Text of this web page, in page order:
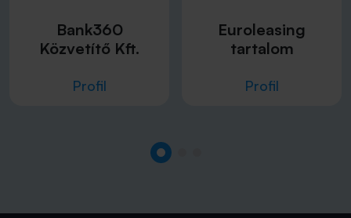
Bank360
Közvetítő Kft.
Profil
Euroleasing
tartalom
Profil